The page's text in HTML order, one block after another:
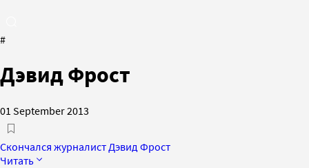
#
Дэвид Фрост
01 September 2013
Скончался журналист Дэвид Фрост
Читать